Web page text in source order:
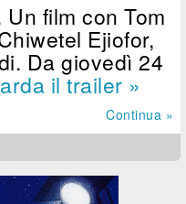
film con Tom
Ejiofor,
Da giovedì 24
il trailer »
Continua »